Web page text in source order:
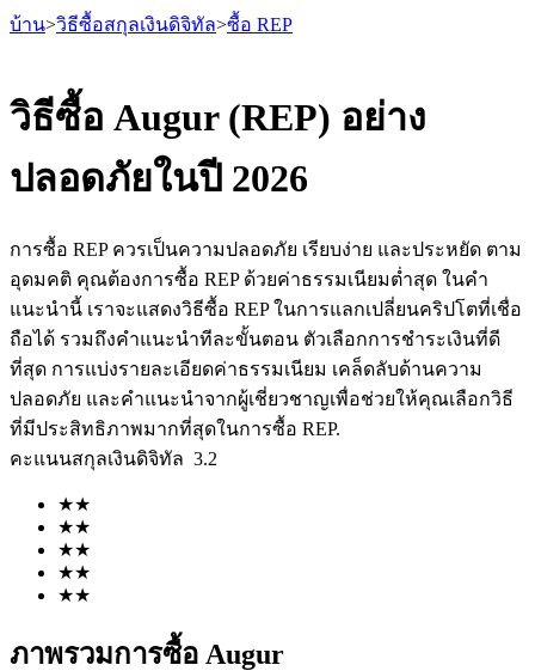
ฟิวเจอร์ส
ฟิวเจอร์ส USDT
บ้าน>วิธีซื้อสกุลเงินดิจิทัล>ซื้อ REP
วิธีซื้อ Augur (REP) อย่าง
ปลอดภัยในปี 2026
การซื้อ REP ควรเป็นความปลอดภัย เรียบง่าย และประหยัด ตาม
อุดมคติ คุณต้องการซื้อ REP ด้วยค่าธรรมเนียมต่ำสุด ในคำ
แนะนำนี้ เราจะแสดงวิธีซื้อ REP ในการแลกเปลี่ยนคริปโตที่เชื่อ
ถือได้ รวมถึงคำแนะนำทีละขั้นตอน ตัวเลือกการชำระเงินที่ดี
ที่สุด การแบ่งรายละเอียดค่าธรรมเนียม เคล็ดลับด้านความ
ปลอดภัย และคำแนะนำจากผู้เชี่ยวชาญเพื่อช่วยให้คุณเลือกวิธี
ที่มีประสิทธิภาพมากที่สุดในการซื้อ REP.
คะแนนสกุลเงินดิจิทัล 3.2
★★
★★
★★
★★
★★
ภาพรวมการซื้อ Augur